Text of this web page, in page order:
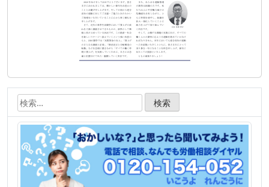
検
索: